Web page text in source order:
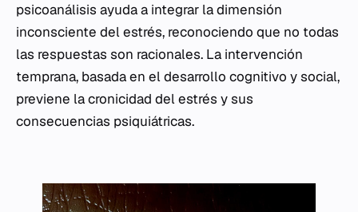
psicoanálisis ayuda a integrar la dimensión
inconsciente del estrés, reconociendo que no todas
las respuestas son racionales. La intervención
temprana, basada en el desarrollo cognitivo y social,
previene la cronicidad del estrés y sus
consecuencias psiquiátricas.